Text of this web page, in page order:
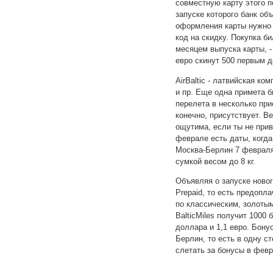
совместную карту этого
запуске которого банк
оформления карты нужно
код на скидку. Покупка
месяцем выпуска карты,
евро скинут 500 первым
AirBaltic - латвийская
и пр. Еще одна примета
перелета в несколько
конечно, присутствует.
ощутима, если ты не
феврале есть даты,
Москва-Берлин 7
сумкой весом до 8 кг.
Объявляя о запуске
Prepaid, то есть
по классическим,
BalticMiles получит 1000
доллара и 1,1 евро.
Берлин, то есть в одну
слетать за бонусы в